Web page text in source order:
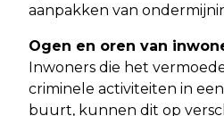
aanpakken van
Ogen en oren van
Inwoners die het
criminele activiteiten in
buurt, kunnen dit op